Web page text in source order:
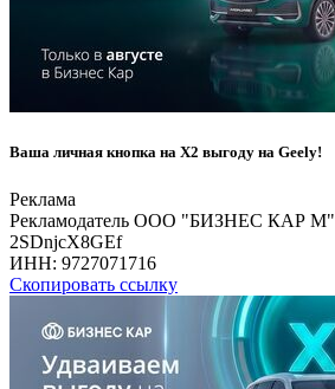
Ваша личная кнопка на Х2 выгоду на Geely!
Реклама
Рекламодатель ООО "БИЗНЕС КАР М"
2SDnjcX8GEf
ИНН: 9727071716
Скопировать ссылку